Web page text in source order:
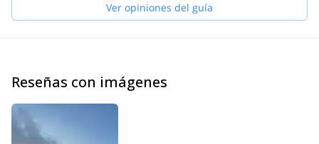
Ver opiniones del guía
Reseñas con imágenes